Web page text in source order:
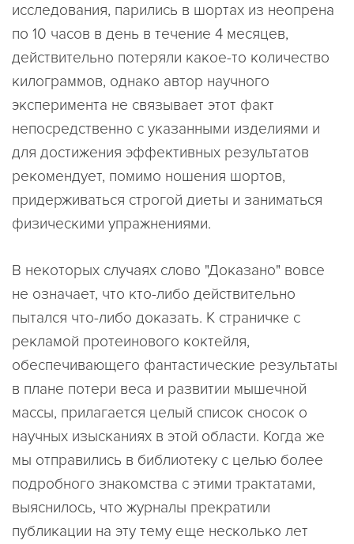
исследования, парились в шортах из неопрена
по 10 часов в день в течение 4 месяцев,
действительно потеряли какое-то количество
килограммов, однако автор научного
эксперимента не связывает этот факт
непосредственно с указанными изделиями и
для достижения эффективных результатов
рекомендует, помимо ношения шортов,
придерживаться строгой диеты и заниматься
физическими упражнениями.
В некоторых случаях слово "Доказано" вовсе
не означает, что кто-либо действительно
пытался что-либо доказать. К страничке с
рекламой протеинового коктейля,
обеспечивающего фантастические результаты
в плане потери веса и развитии мышечной
массы, прилагается целый список сносок о
научных изысканиях в этой области. Когда же
мы отправились в библиотеку с целью более
подробного знакомства с этими трактатами,
выяснилось, что журналы прекратили
публикации на эту тему еще несколько лет